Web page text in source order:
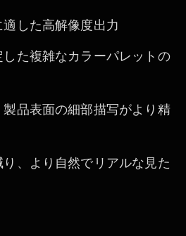
した高解像度出力
た複雑なカラーパレットの
品表面の細部描写がより精
、より自然でリアルな見た